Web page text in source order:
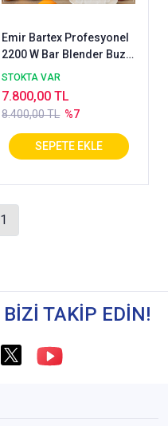
Emir Bartex Profesyonel
2200 W Bar Blender Buz
Kırıcı 3 Litre
STOKTA VAR
8.400,00 TL %7
7.800,00 TL
1
BİZİ TAKİP EDİN!